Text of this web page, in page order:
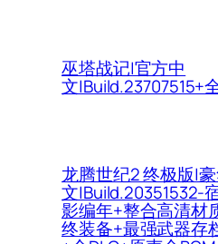
巫塔战记|官方中
文|Build.23707515+
龙腾世纪2 终极版|
文|Build.20351532-
影编年+整合高清材
终装备+最强武器存